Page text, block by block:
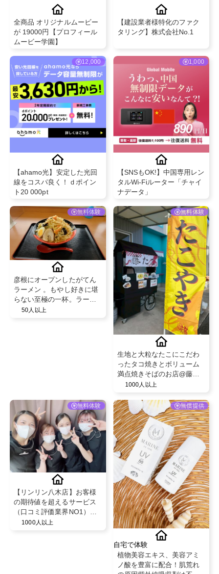
全商品 オリジナルムービー
が 19000円【プロフィール
ムービー学園】
【建設業者様特化のファク
タリング】株式会社No.1
12,000
【ahamo光】安定した光回
線をコスパ良く！ｄポイン
ト20 000pt
1,000
【SNSもOK!】中国専用レン
タルWi-Fiルーター「チャイ
ナデータ」
無料体験
彦根にオープンしたがてん
ラーメン 。もやし好きに堪
らない至極の一杯。ラーメ
ン通でトラックドライバー
50人以上
無料体験
生地と大粒なたこにこだわ
ったタコ焼きとボリューム
満点焼きそばのお店@藤た
1000人以上
無料体験
【リンリン八木店】お客様
の期待値を超えるサービス
（口コミ評価業界NO1）と
既存のお客様からの紹介率
1000人以上
無償提供
自宅で体験
植物美容エキス、美容アミ
ノ酸を豊富に配合！肌荒れ